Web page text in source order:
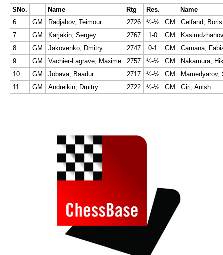
SNo. Name Rtg Res.
Name
6
GM Radjabov, Teimour 2726 ½-½ GM
Gelfand, Boris
7
GM Karjakin, Sergey 2767 1-0 GM
8
GM Jakovenko, Dmitry 2747 0-1 GM
Caruana,
9
GM Vachier-Lagrave, Maxime 2757 ½-½ GM
Nakamura,
10
GM Jobava, Baadur 2717 ½-½ GM
Mamedyarov,
11
GM Andreikin, Dmitry 2722 ½-½ GM Giri, Anish